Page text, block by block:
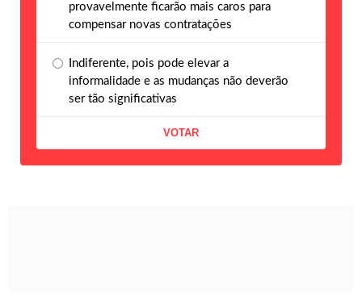
provavelmente ficarão mais caros para
compensar novas contratações
Indiferente, pois pode elevar a
informalidade e as mudanças não deverão
ser tão significativas